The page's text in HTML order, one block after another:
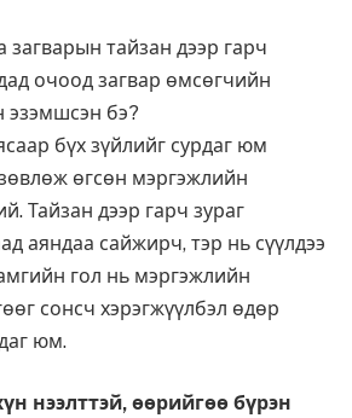
тайзан дээр гарч
очоод загвар өмсөгчийн
эзэмшсэн бэ?
бүх зүйлийг сурдаг юм
өгсөн мэргэжлийн
Тайзан дээр гарч зураг
аяндаа сайжирч, тэр нь сүүлдээ
гол нь мэргэжлийн
сонсч хэрэгжүүлбэл өдөр
юм.
нээлттэй, өөрийгөө бүрэн